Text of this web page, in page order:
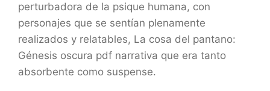
perturbadora de la psique humana, con
personajes que se sentían plenamente
realizados y relatables, La cosa del pantano:
Génesis oscura pdf narrativa que era tanto
absorbente como suspense.